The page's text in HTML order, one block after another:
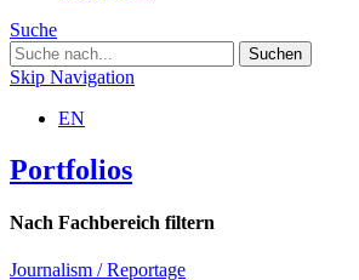
Suche
Skip Navigation
EN
Portfolios
Nach Fachbereich filtern
Journalism / Reportage